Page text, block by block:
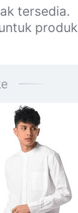
tersedia.
produk